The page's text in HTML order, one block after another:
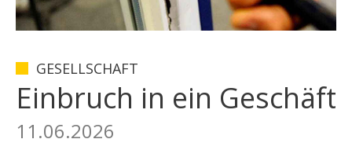
GESELLSCHAFT
Einbruch in ein Geschäft
11.06.2026